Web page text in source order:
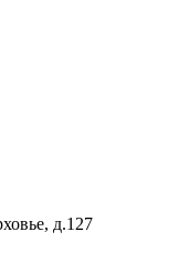
д.127